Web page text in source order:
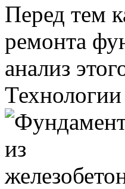
Перед тем
ремонта
анализ